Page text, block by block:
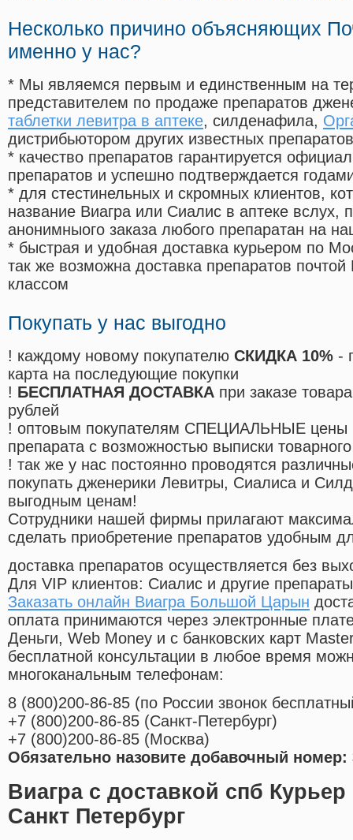
Несколько причино объясняющих
именно у нас?
* Мы являемся первым и единственным на
представителем по продаже препаратов
таблетки левитра в аптеке, силденафила,
дистрибьютором других известных препаратов
* качество препаратов гарантируется
препаратов и успешно подтверждается
* для стестинельных и скромных клиентов,
название Виагра или Сиалис в аптеке вслух,
анонимныого заказа любого препаратан на
* быстрая и удобная доставка курьером по
так же возможна доставка препаратов
классом
Покупать у нас выгодно
! каждому новому покупателю СКИДКА 10% -
карта на последующие покупки
! БЕСПЛАТНАЯ ДОСТАВКА при заказе
рублей
! оптовым покупателям СПЕЦИАЛЬНЫЕ цены
препарата с возможностью выписки
! так же у нас постоянно проводятся
покупать дженерики Левитры, Сиалиса и
выгодным ценам!
Cотрудники нашей фирмы прилагают
сделать приобретение препаратов удобным
доставка препаратов осуществляется без
Для VIP клиентов: Сиалис и другие
Заказать онлайн Виагра Большой Царын
оплата принимаются через электронные
Деньги, Web Money и с банковских карт
бесплатной консультации в любое время
многоканальным телефонам:
8 (800)200-86-85 (по России звонок
+7 (800)200-86-85 (Санкт-Петербург)
+7 (800)200-86-85 (Москва)
Обязательно назовите добавочный номер:
Виагра с доставкой спб Курьер
Санкт Петербург